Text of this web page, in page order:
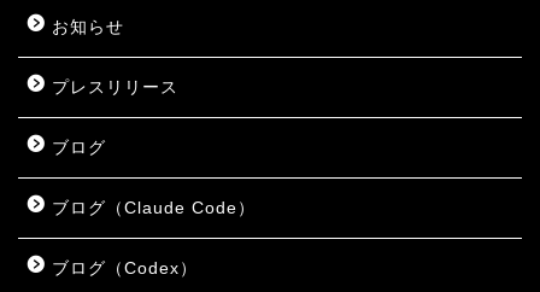
お知らせ
プレスリリース
ブログ
ブログ（Claude Code）
ブログ（Codex）